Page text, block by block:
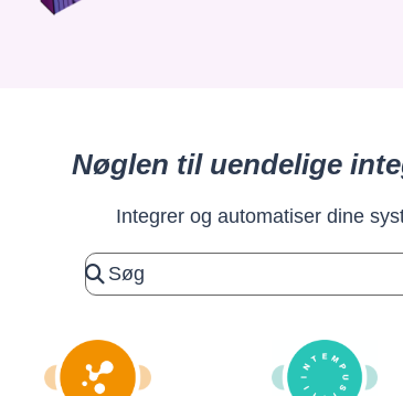
Nøglen til uendelige
Integrer og automatiser dine